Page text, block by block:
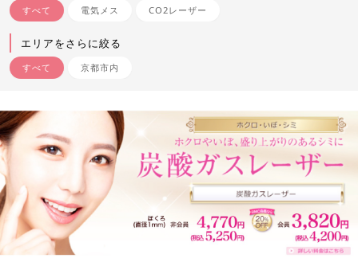
すべて 電気メス CO2レーザー
エリアをさらに絞る
すべて 京都市内